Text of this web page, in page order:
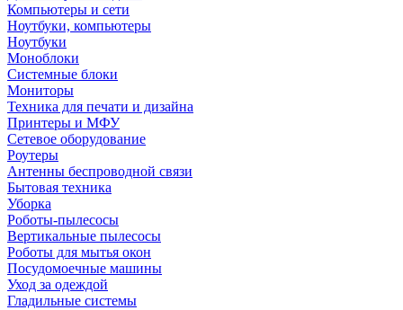
Компьютеры и сети
Ноутбуки, компьютеры
Ноутбуки
Моноблоки
Системные блоки
Мониторы
Техника для печати и дизайна
Принтеры и МФУ
Сетевое оборудование
Роутеры
Антенны беспроводной связи
Бытовая техника
Уборка
Роботы-пылесосы
Вертикальные пылесосы
Роботы для мытья окон
Посудомоечные машины
Уход за одеждой
Гладильные системы